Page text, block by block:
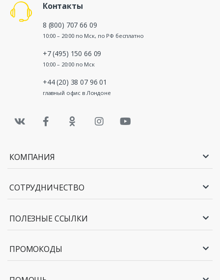
Контакты
8 (800) 707 66 09
10:00 – 20:00 по Мск, по РФ бесплатно
+7 (495) 150 66 09
10:00 – 20:00 по Мск
+44 (20) 38 07 96 01
главный офис в Лондоне
КОМПАНИЯ
СОТРУДНИЧЕСТВО
ПОЛЕЗНЫЕ ССЫЛКИ
ПРОМОКОДЫ